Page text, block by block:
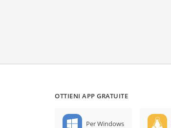
OTTIENI APP GRATUITE
Per Windows